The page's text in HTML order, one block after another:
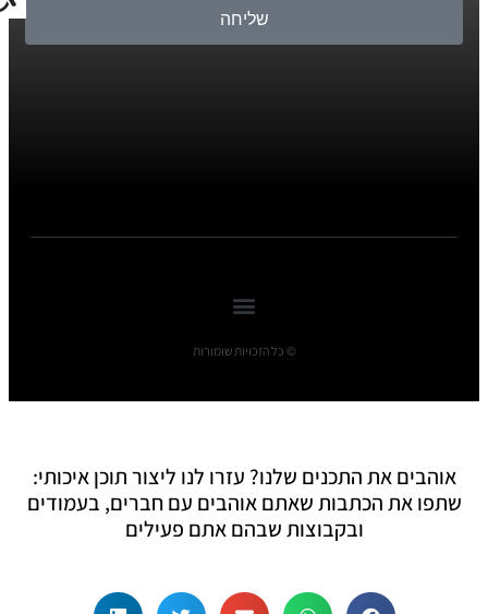
שליחה
© כל הזכויות שומורות
אוהבים את התכנים שלנו? עזרו לנו ליצור תוכן איכותי:
שתפו את הכתבות שאתם אוהבים עם חברים, בעמודים
ובקבוצות שבהם אתם פעילים